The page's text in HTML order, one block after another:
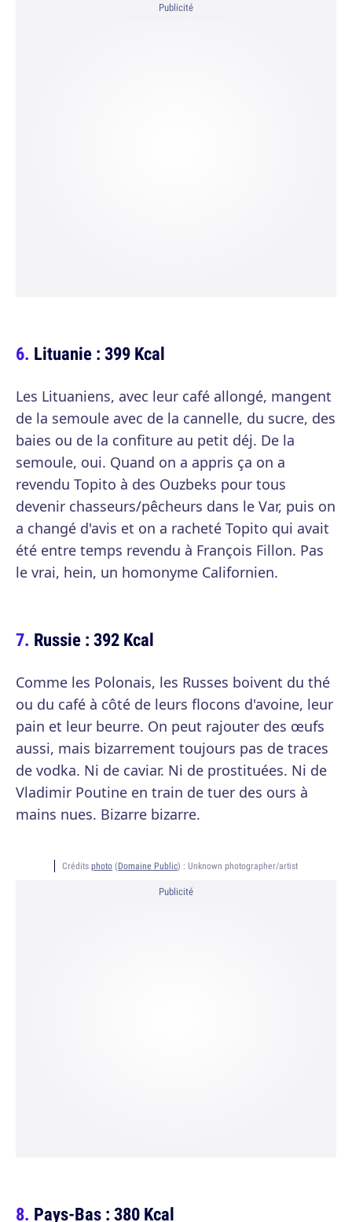
Publicité
Lituanie : 399 Kcal
Les Lituaniens, avec leur café allongé, mangent
de la semoule avec de la cannelle, du sucre, des
baies ou de la confiture au petit déj. De la
semoule, oui. Quand on a appris ça on a
revendu Topito à des Ouzbeks pour tous
devenir chasseurs/pêcheurs dans le Var, puis on
a changé d'avis et on a racheté Topito qui avait
été entre temps revendu à François Fillon. Pas
le vrai, hein, un homonyme Californien.
Russie : 392 Kcal
Comme les Polonais, les Russes boivent du thé
ou du café à côté de leurs flocons d'avoine, leur
pain et leur beurre. On peut rajouter des œufs
aussi, mais bizarrement toujours pas de traces
de vodka. Ni de caviar. Ni de prostituées. Ni de
Vladimir Poutine en train de tuer des ours à
mains nues. Bizarre bizarre.
Crédits photo (Domaine Public) : Unknown photographer/artist
Publicité
Pays-Bas : 380 Kcal